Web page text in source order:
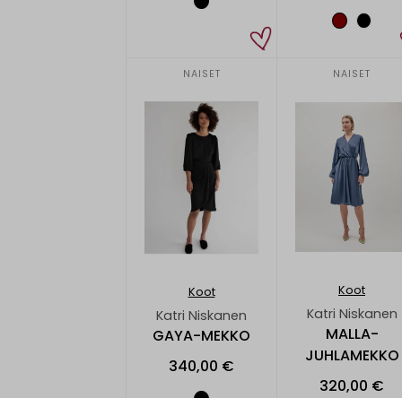
NAISET
Koot
Katri Niskanen
GAYA-MEKKO
340,00 €
NAISET
Koot
Katri Niskanen
MALLA-
JUHLAMEKKO
320,00 €